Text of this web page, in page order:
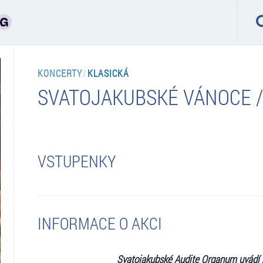
KONCERTY/KLASICKÁ
SVATOJAKUBSKÉ VÁNOCE
VSTUPENKY
INFORMACE O AKCI
Svatojakubské Audite Organum